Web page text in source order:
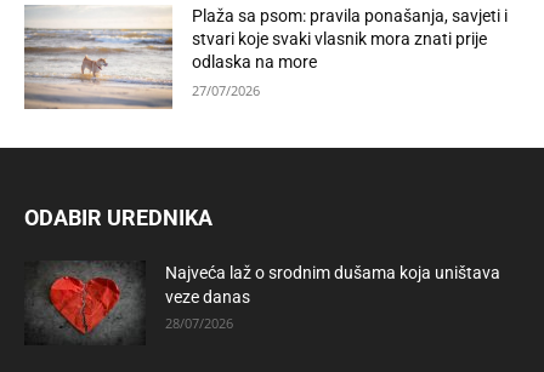
Plaža sa psom: pravila ponašanja, savjeti i
stvari koje svaki vlasnik mora znati prije
odlaska na more
27/07/2026
ODABIR UREDNIKA
Najveća laž o srodnim dušama koja uništava
veze danas
28/07/2026